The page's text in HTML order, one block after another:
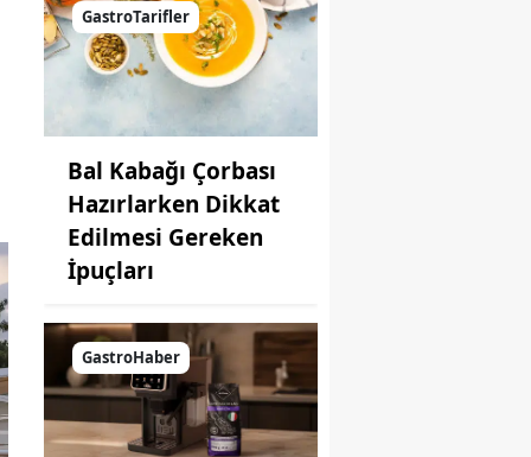
GastroTarifler
Bal Kabağı Çorbası
Hazırlarken Dikkat
Edilmesi Gereken
İpuçları
GastroHaber